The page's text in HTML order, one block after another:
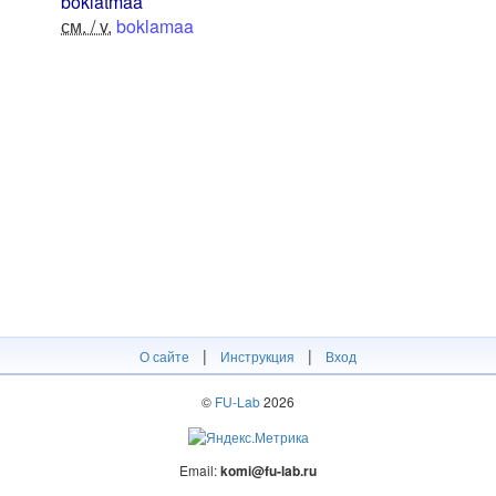
см. / v. boklamaa
О сайте | Инструкция | Вход
© FU-Lab2026
Email:komi@fu-lab.ru